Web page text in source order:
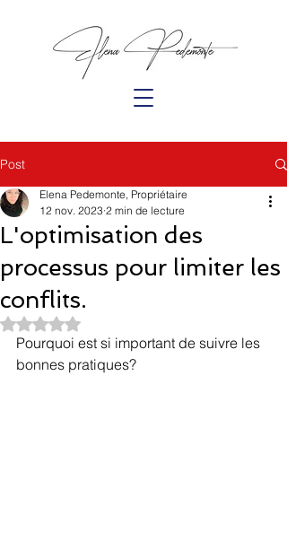
Post
L'optimisation des
processus pour limiter les
conflits.
Elena Pedemonte, Propriétaire
12 nov. 2023 2 min de lecture
Noté NaN étoiles sur 5.
Pourquoi est si important de suivre les
bonnes pratiques?